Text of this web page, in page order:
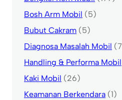
Bosh Arm Mobil (5)
Bubut Cakram (5)
Diagnosa Masalah Mobil
Handling & Performa Mobil
Kaki Mobil (26)
Keamanan Berkendara (1)